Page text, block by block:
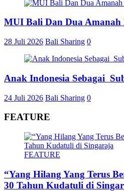
MUI Bali Dan Dua
28 Juli 2026 Bali Sharing 0
Anak Indonesia Sebagai
24 Juli 2026 Bali Sharing 0
FEATURE
FEATURE
“Yang Hilang Yang Terus
30 Tahun Kudatuli di